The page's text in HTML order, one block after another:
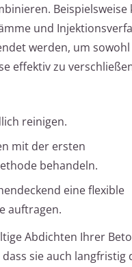
Beispielsweise
und
werden, um sowohl
effektiv zu
reinigen.
mit der ersten
behandeln.
eine flexible
auftragen.
Abdichten Ihrer
dass sie auch